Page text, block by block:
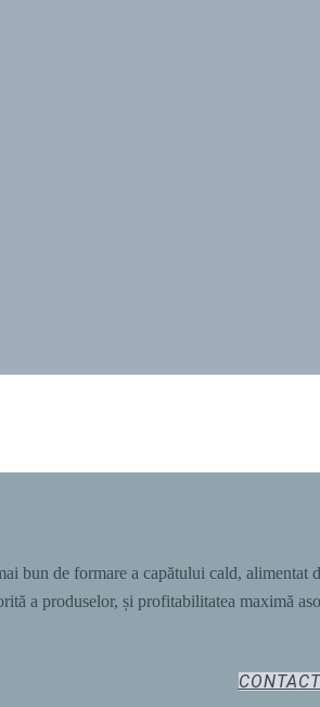
bun de formare a capătului cald,
a produselor, și profitabilitatea maximă